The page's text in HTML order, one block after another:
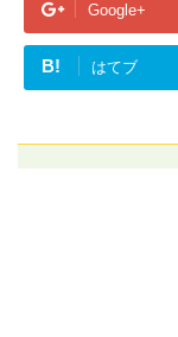
Google+
B! はてブ